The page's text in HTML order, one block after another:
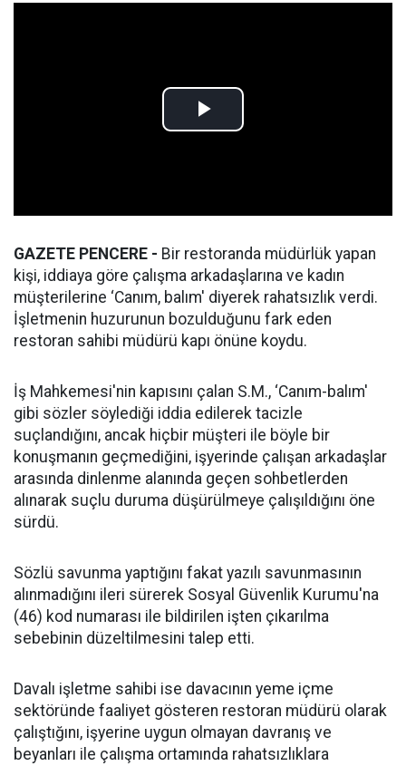
GAZETE PENCERE - Bir restoranda müdürlük yapan
kişi, iddiaya göre çalışma arkadaşlarına ve kadın
müşterilerine ‘Canım, balım' diyerek rahatsızlık verdi.
İşletmenin huzurunun bozulduğunu fark eden
restoran sahibi müdürü kapı önüne koydu.
İş Mahkemesi'nin kapısını çalan S.M., ‘Canım-balım'
gibi sözler söylediği iddia edilerek tacizle
suçlandığını, ancak hiçbir müşteri ile böyle bir
konuşmanın geçmediğini, işyerinde çalışan arkadaşlar
arasında dinlenme alanında geçen sohbetlerden
alınarak suçlu duruma düşürülmeye çalışıldığını öne
sürdü.
Sözlü savunma yaptığını fakat yazılı savunmasının
alınmadığını ileri sürerek Sosyal Güvenlik Kurumu'na
(46) kod numarası ile bildirilen işten çıkarılma
sebebinin düzeltilmesini talep etti.
Davalı işletme sahibi ise davacının yeme içme
sektöründe faaliyet gösteren restoran müdürü olarak
çalıştığını, işyerine uygun olmayan davranış ve
beyanları ile çalışma ortamında rahatsızlıklara